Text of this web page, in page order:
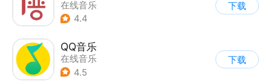
在线音乐
4.4
下载
QQ音乐
在线音乐
4.5
下载